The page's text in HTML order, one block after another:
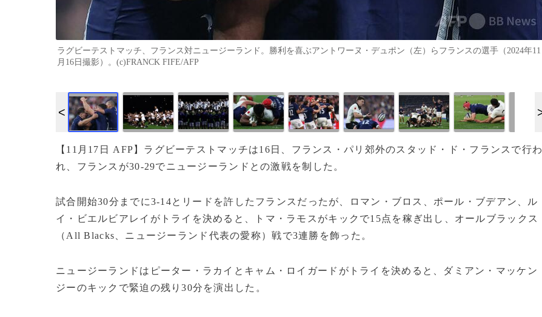
ラグビーテストマッチ、フランス対ニュージーランド。勝利を喜ぶアントワーヌ・デュポン（左）らフランスの選手（2024年11
月16日撮影）。(c)FRANCK FIFE/AFP
【11月17日 AFP】ラグビーテストマッチは16日、フランス・パリ郊外のスタッド・ド・フランスで行わ
れ、フランスが30‐29でニュージーランドとの激戦を制した。
試合開始30分までに3‐14とリードを許したフランスだったが、ロマン・ブロス、ポール・ブデアン、ル
イ・ビエルビアレイがトライを決めると、トマ・ラモスがキックで15点を稼ぎ出し、オールブラックス
（All Blacks、ニュージーランド代表の愛称）戦で3連勝を飾った。
ニュージーランドはピーター・ラカイとキャム・ロイガードがトライを決めると、ダミアン・マッケン
ジーのキックで緊迫の残り30分を演出した。